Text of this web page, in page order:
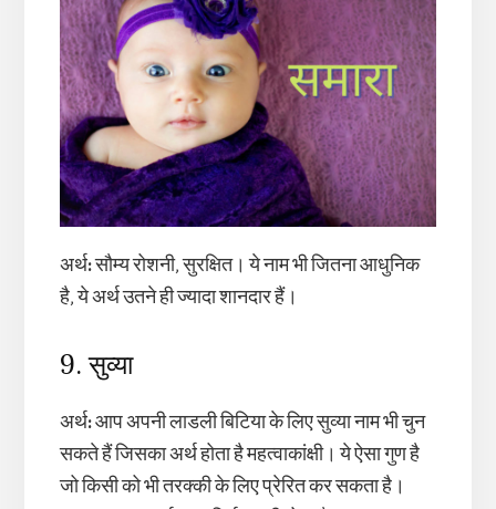
अर्थ:सौम्य रोशनी, सुरक्षित। ये नाम भी जितना आधुनिक
है, ये अर्थ उतने ही ज्यादा शानदार हैं।
9. सुव्या
अर्थ:आप अपनी लाडली बिटिया के लिए सुव्या नाम भी चुन
सकते हैं जिसका अर्थ होता है महत्वाकांक्षी। ये ऐसा गुण है
जो किसी को भी तरक्की के लिए प्रेरित कर सकता है।